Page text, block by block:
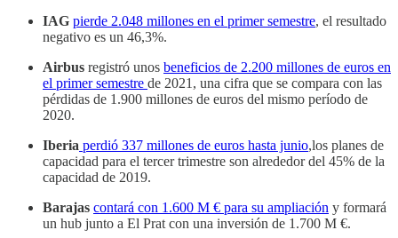
IAG pierde 2.048 millones en el primer semestre, el resultado
negativo es un 46,3%.
Airbus registró unos beneficios de 2.200 millones de euros en
el primer semestre de 2021, una cifra que se compara con las
pérdidas de 1.900 millones de euros del mismo período de
2020.
Iberia perdió 337 millones de euros hasta junio,los planes de
capacidad para el tercer trimestre son alrededor del 45% de la
capacidad de 2019.
Barajas contará con 1.600 M € para su ampliación y formará
un hub junto a El Prat con una inversión de 1.700 M €.